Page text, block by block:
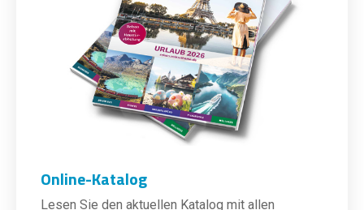
Online-Katalog
Lesen Sie den aktuellen Katalog mit allen